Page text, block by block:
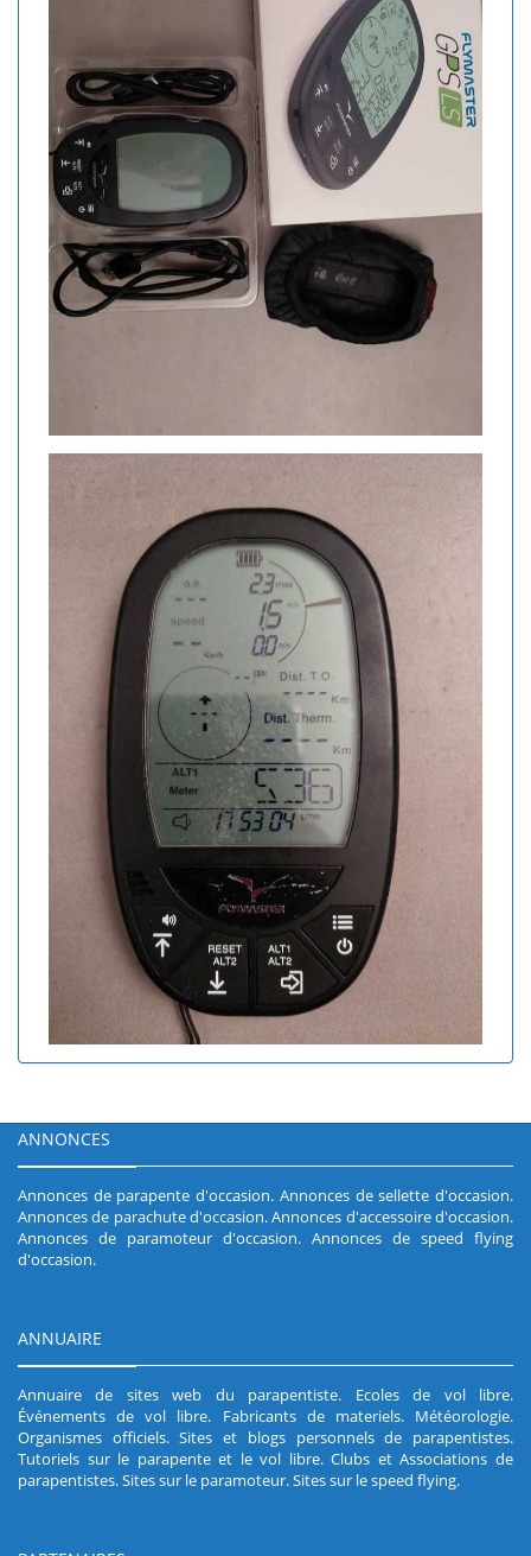
ANNONCES
Annonces de parapente d'occasion. Annonces de sellette d'occasion.
Annonces de parachute d'occasion.Annonces d'accessoire d'occasion.
Annonces de paramoteur d'occasion. Annonces de speed flying
d'occasion.
ANNUAIRE
Annuaire de sites web du parapentiste. Ecoles de vol libre.
Événements de vol libre. Fabricants de materiels. Météorologie.
Organismes officiels.Sites et blogs personnels de parapentistes.
Tutoriels sur le parapente et le vol libre.Clubs et Associations de
parapentistes.Sites sur le paramoteur.Sites sur le speed flying.